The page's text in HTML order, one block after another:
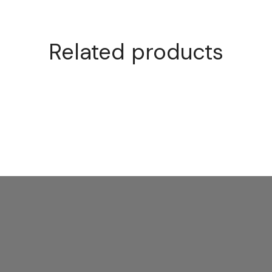
Related products